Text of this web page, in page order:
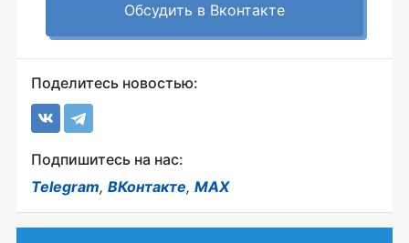
Обсудить в Вконтакте
Поделитесь новостью:
Подпишитесь на нас:
Telegram, ВКонтакте, MAX